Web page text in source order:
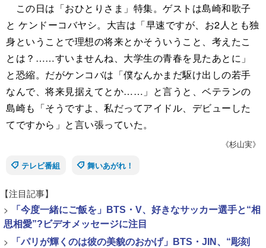
この日は「おひとりさま」特集。ゲストは島崎和歌子
と ケンドーコバヤシ。大吉は「早速ですが、お2人とも独
身ということで理想の将来とかそういうこと、考えたこ
とは？……すいませんね、大学生の青春を見たあとに」
と恐縮。だがケンコバは「僕なんかまだ駆け出しの若手
なんで、将来見据えてとか……」と言うと、ベテランの
島崎も「そうですよ、私だってアイドル、デビューした
てですから」と言い張っていた。
《杉山実》
テレビ番組
舞いあがれ！
【注目記事】
>
「今度一緒にご飯を」BTS・V、好きなサッカー選手と“相
思相愛”?ビデオメッセージに注目
>
「パリが輝くのは彼の美貌のおかげ」BTS・JIN、“彫刻